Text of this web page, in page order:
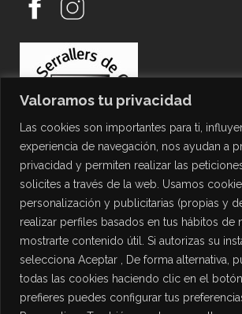
Valoramos tu privacidad
Las cookies son importantes para ti,
experiencia de navegación, nos ayudan a
privacidad y permiten realizar las
solicites a través de la web. Usamos
personalización y publicitarias (propias y
realizar perfiles basados en tus hábitos de
mostrarte contenido útil. Si autorizas su
selecciona Aceptar , De forma alternativa,
todas las cookies haciendo clic en el
prefieres puedes configurar tus
PROTECCIÓN DE DATOS
Política de Privacidad
Política de Cookies
Aviso Legal